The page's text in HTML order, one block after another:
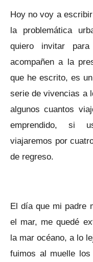
Hoy no voy a
la problemática
quiero invitar
acompañen a la
que he escrito, es
serie de vivencias a
algunos cuantos
emprendido, si
viajaremos por
de regreso.
El día que mi padre
el mar, me quedé
la mar océano, a lo
fuimos al muelle